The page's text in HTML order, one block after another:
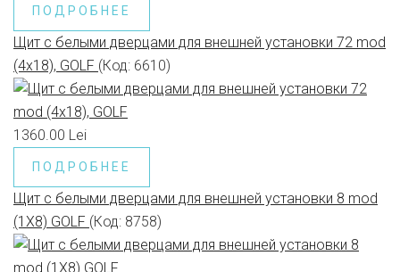
ПОДРОБНЕЕ
Щит с белыми дверцами для внешней установки 72 mod
(4x18), GOLF (Код: 6610)
1360.00 Lei
ПОДРОБНЕЕ
Щит с белыми дверцами для внешней установки 8 mod
(1X8) GOLF (Код: 8758)